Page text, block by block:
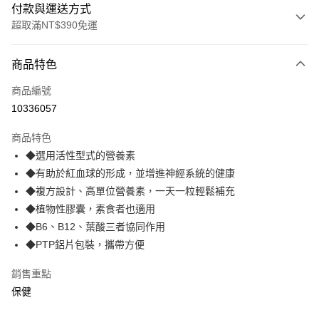
付款與運送方式
超取滿NT$390免運
全家線上支付
超商取貨付款
運送方式
全家取貨付款-廠商出貨
每筆NT$40，滿NT$390(含以上)免運費
付款後全家取貨-廠商出貨
每筆NT$40，滿NT$390(含以上)免運費
商品特色
商品編號
10336057
商品特色
◆選用活性型式的營養素
◆有助於紅血球的形成，並增進神經系統的健康
◆複方設計、高單位營養素，一天一粒輕鬆補充
◆植物性膠囊，素食者也適用
◆B6、B12、葉酸三者協同作用
◆PTP鋁片包裝，攜帶方便
銷售重點
保健